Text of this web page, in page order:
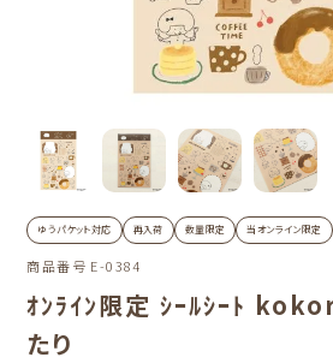
ゆうパケット対応 再入荷 数量限定 当オンライン限定
商品番号 E-0384
ｵﾝﾗｲﾝ限定 ｼｰﾙｼｰﾄ
たり